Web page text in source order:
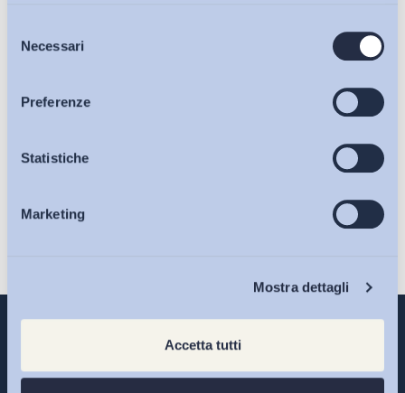
delNecessari
Preferenze
Statistiche
Marketing
Mostra dettagli
Accetta tutti
Bollettini ADAPT
Articoli
Osservatori
Eventi
Ho letto e Accetto il trattamento dei dati personali descritti